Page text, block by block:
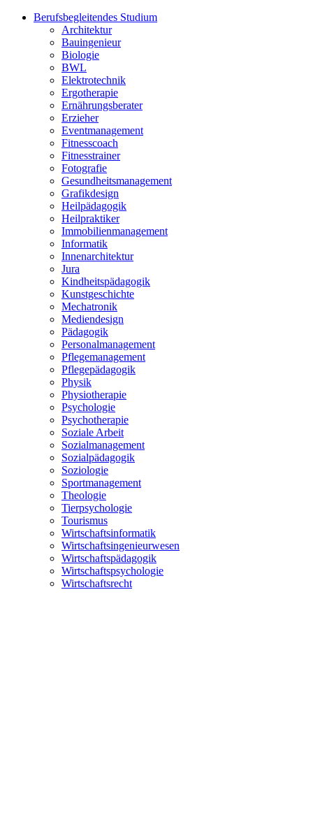
Berufsbegleitendes Studium
Architektur
Bauingenieur
Biologie
BWL
Elektrotechnik
Ergotherapie
Ernährungsberater
Erzieher
Eventmanagement
Fitnesscoach
Fitnesstrainer
Fotografie
Gesundheitsmanagement
Grafikdesign
Heilpädagogik
Heilpraktiker
Immobilienmanagement
Informatik
Innenarchitektur
Jura
Kindheitspädagogik
Kunstgeschichte
Mechatronik
Mediendesign
Pädagogik
Personalmanagement
Pflegemanagement
Pflegepädagogik
Physik
Physiotherapie
Psychologie
Psychotherapie
Soziale Arbeit
Sozialmanagement
Sozialpädagogik
Soziologie
Sportmanagement
Theologie
Tierpsychologie
Tourismus
Wirtschaftsinformatik
Wirtschaftsingenieurwesen
Wirtschaftspädagogik
Wirtschaftspsychologie
Wirtschaftsrecht